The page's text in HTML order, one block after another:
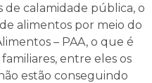
calamidade pública, o
alimentos por meio do
– PAA, o que é
entre eles os
estão conseguindo